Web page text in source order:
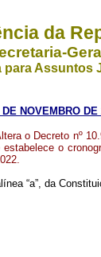
da
Geral
para Assuntos
NOVEMBRO DE
o Decreto nº
estabelece o
“a”, da